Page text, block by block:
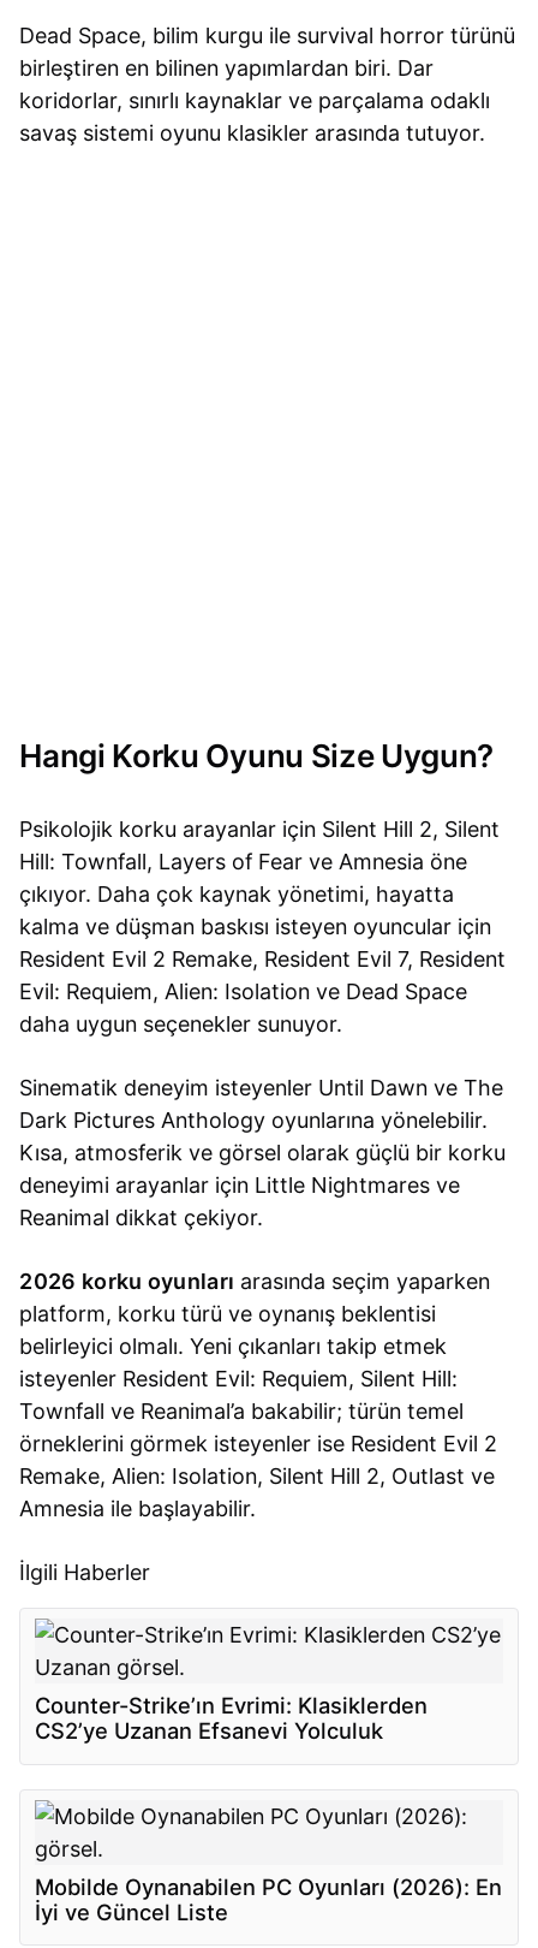
Dead Space, bilim kurgu ile survival horror türünü
birleştiren en bilinen yapımlardan biri. Dar
koridorlar, sınırlı kaynaklar ve parçalama odaklı
savaş sistemi oyunu klasikler arasında tutuyor.
Hangi Korku Oyunu Size Uygun?
Psikolojik korku arayanlar için Silent Hill 2, Silent
Hill: Townfall, Layers of Fear ve Amnesia öne
çıkıyor. Daha çok kaynak yönetimi, hayatta
kalma ve düşman baskısı isteyen oyuncular için
Resident Evil 2 Remake, Resident Evil 7, Resident
Evil: Requiem, Alien: Isolation ve Dead Space
daha uygun seçenekler sunuyor.
Sinematik deneyim isteyenler Until Dawn ve The
Dark Pictures Anthology oyunlarına yönelebilir.
Kısa, atmosferik ve görsel olarak güçlü bir korku
deneyimi arayanlar için Little Nightmares ve
Reanimal dikkat çekiyor.
2026 korku oyunları arasında seçim yaparken
platform, korku türü ve oynanış beklentisi
belirleyici olmalı. Yeni çıkanları takip etmek
isteyenler Resident Evil: Requiem, Silent Hill:
Townfall ve Reanimal’a bakabilir; türün temel
örneklerini görmek isteyenler ise Resident Evil 2
Remake, Alien: Isolation, Silent Hill 2, Outlast ve
Amnesia ile başlayabilir.
İlgili Haberler
Counter-Strike’ın Evrimi: Klasiklerden
CS2’ye Uzanan Efsanevi Yolculuk
Mobilde Oynanabilen PC Oyunları (2026): En
İyi ve Güncel Liste